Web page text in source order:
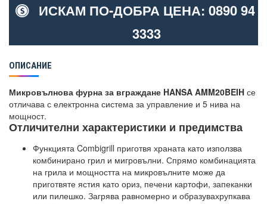
ИСКАМ ПО-ДОБРА ЦЕНА: 0890 94
3333
ОПИСАНИЕ
Микровълнова фурна за вграждане HANSA AMM20BEIH се
отличава с електронна система за управление и 5 нива на
мощност.
Отличителни характеристики и предимства
Функцията Combigrill приготвя храната като използва
комбинирано грил и мигровълни. Спрямо комбинацията
на грила и мощността на микровълните може да
приготвяте ястия като ориз, печени картофи, запеканки
или пилешко. Загрява равномерно и образувахрупкава